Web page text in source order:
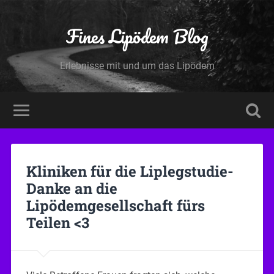
Fines Lipödem Blog
Erlebnisse mit und um das Lipödem
Kliniken für die Liplegstudie-
Danke an die
Lipödemgesellschaft fürs
Teilen <3